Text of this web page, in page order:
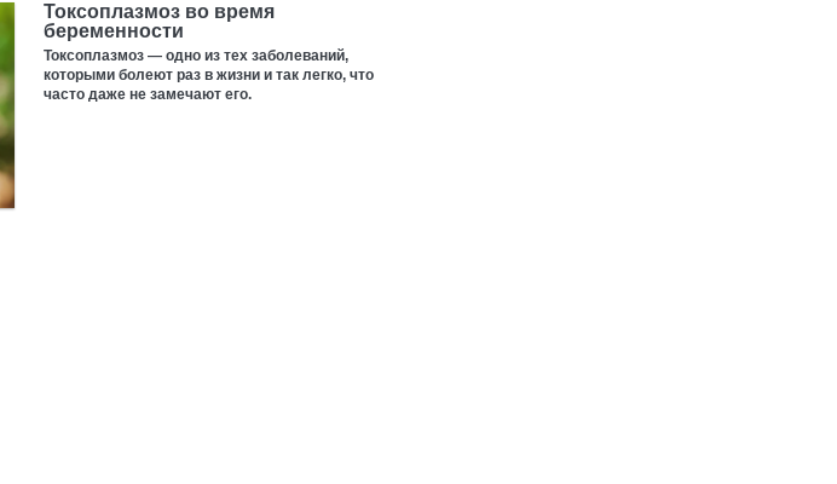
Токсоплазмоз во время
беременности
Токсоплазмоз — одно из тех заболеваний,
которыми болеют раз в жизни и так легко, что
часто даже не замечают его.